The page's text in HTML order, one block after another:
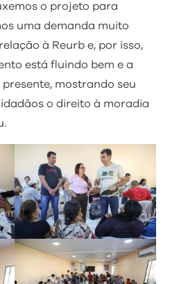
o projeto para
uma demanda muito
à Reurb e, por isso,
está fluindo bem e a
mostrando seu
o direito à moradia